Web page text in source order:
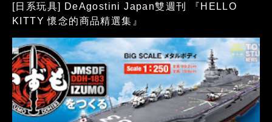
[日系玩具] DeAgostini Japan雙週刊 『HELLO
KITTY 懷念的商品精選集』